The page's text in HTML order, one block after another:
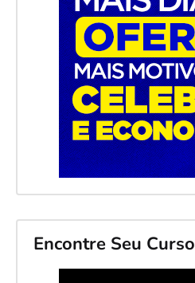
Encontre Seu Curso